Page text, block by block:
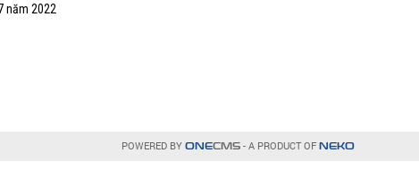
năm 2022
POWERED BY ONECMS - A PRODUCT OF NEKO